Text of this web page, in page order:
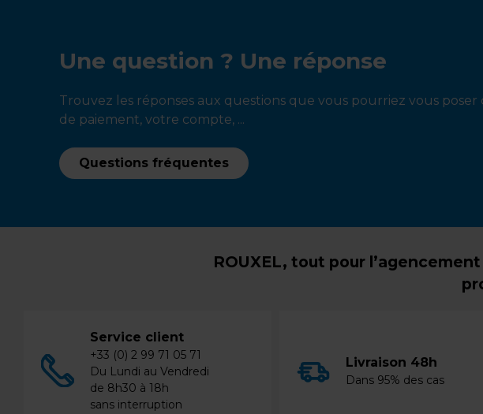
Une question ? Une réponse
Trouvez les réponses aux questions que vous pourriez vous
de paiement, votre compte, ...
Questions fréquentes
ROUXEL, tout pour
Service client
+33 (0) 2 99 71 05 71
Du Lundi au Vendredi
de 8h30 à 18h
sans interruption
Livraison 48h
Dans 95% des cas